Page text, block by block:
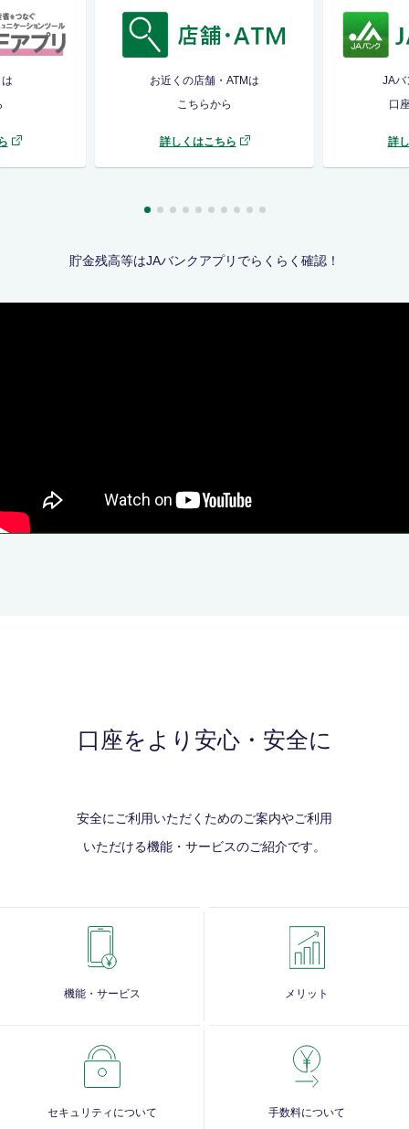
お近くの店舗・ATMは
こちらから
詳しくはこちら
JAバ
口
詳
貯金残高等はJAバンクアプリでらくらく確認！
口座をより安心・安全に
安全にご利用いただくためのご案内やご利用
いただける機能・サービスのご紹介です。
機能・サービス メリット
セキュリティについて 手数料について